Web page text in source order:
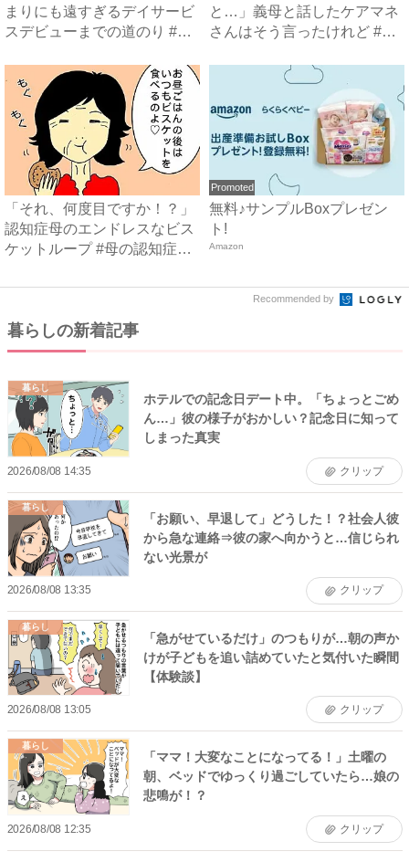
まりにも遠すぎるデイサービ
スデビューまでの道のり #
と…」義母と話したケアマネ
さんはそう言ったけれど #
「それ、何度目ですか！？」
認知症母のエンドレスなビス
ケットループ #母の認知症
Promoted
無料♪サンプルBoxプレゼン
ト!
Amazon
Recommended by
暮らしの新着記事
暮らし
ホテルでの記念日デート中。「ちょっとごめ
ん…」彼の様子がおかしい？記念日に知って
しまった真実
2026/08/08 14:35 クリップ
暮らし
「お願い、早退して」どうした！？社会人彼
から急な連絡⇒彼の家へ向かうと…信じられ
ない光景が
2026/08/08 13:35 クリップ
暮らし
「急がせているだけ」のつもりが…朝の声か
けが子どもを追い詰めていたと気付いた瞬間
【体験談】
2026/08/08 13:05 クリップ
暮らし
「ママ！大変なことになってる！」土曜の
朝、ベッドでゆっくり過ごしていたら…娘の
悲鳴が！？
2026/08/08 12:35 クリップ